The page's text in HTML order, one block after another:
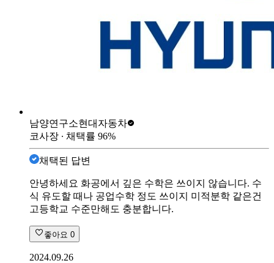
남양연구소현대자동차
코사장 ∙ 채택률 96%
채택된 답변
안녕하세요 화공에서 깊은 수학은 쓰이지 않습니다. 수
식 유도할 때나 공업수학 정도 쓰이지 미적분학 같은건
고등학교 수준만해도 충분합니다.
좋아요 0
2024.09.26